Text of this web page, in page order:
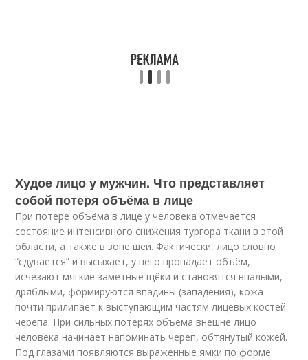
Худое лицо у мужчин. Что представляет
собой потеря объёма в лице
При потере объёма в лице у человека отмечается
состояние интенсивного снижения тургора ткани в этой
области, а также в зоне шеи. Фактически, лицо словно
“сдувается” и высыхает, у него пропадает объём,
исчезают мягкие заметные щёки и становятся впалыми,
дряблыми, формируются впадины (западения), кожа
почти прилипает к выступающим частям лицевых костей
черепа. При сильных потерях объёма внешне лицо
человека начинает напоминать череп, обтянутый кожей.
Под глазами появляются выраженные ямки по форме